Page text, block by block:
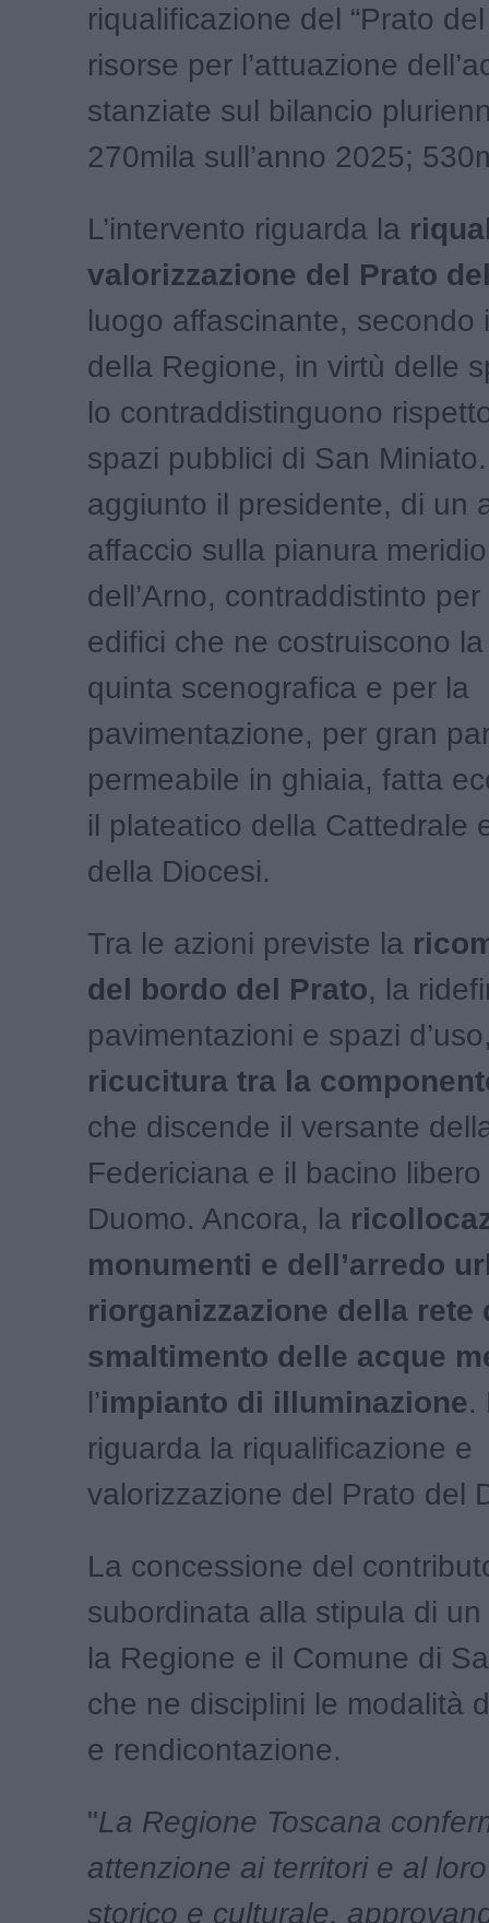
riqualificazione del “Prato
risorse per l’attuazione
stanziate sul bilancio
270mila sull’anno 2025;
L’intervento riguarda la
valorizzazione del Prato
luogo affascinante, secondo
della Regione, in virtù delle
lo contraddistinguono
spazi pubblici di San
aggiunto il presidente, di un
affaccio sulla pianura
dell’Arno, contraddistinto
edifici che ne costruiscono
quinta scenografica e per la
pavimentazione, per gran
permeabile in ghiaia, fatta
il plateatico della Cattedrale
della Diocesi.
Tra le azioni previste la
del bordo del Prato, la
pavimentazioni e spazi
ricucitura tra la
che discende il versante
Federiciana e il bacino
Duomo. Ancora, la
monumenti e dell’arredo
riorganizzazione della rete
smaltimento delle acque
l’impianto di illuminazione.
riguarda la riqualificazione e
valorizzazione del Prato del
La concessione del
subordinata alla stipula di
la Regione e il Comune di
che ne disciplini le modalità
e rendicontazione.
"La Regione Toscana
attenzione ai territori e al
storico e culturale,